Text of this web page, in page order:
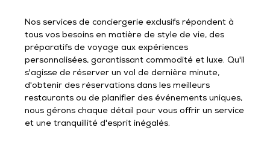
Nos services de conciergerie exclusifs répondent à
tous vos besoins en matière de style de vie, des
préparatifs de voyage aux expériences
personnalisées, garantissant commodité et luxe. Qu'il
s'agisse de réserver un vol de dernière minute,
d'obtenir des réservations dans les meilleurs
restaurants ou de planifier des événements uniques,
nous gérons chaque détail pour vous offrir un service
et une tranquillité d'esprit inégalés.